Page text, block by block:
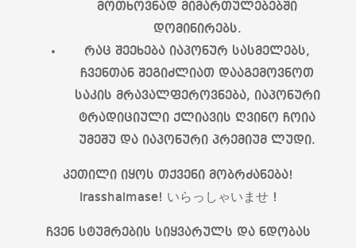
მოთხოვნად მიმართულებებში
დომინირებს.
რაც შეეხება იაპონურ სასმელებს,
ჩვენთან შეგიძლიათ დააგემოვნოთ
საკის მრავალფეროვნება, იაპონური
ტრადიციული ქლიავის ღვინო ჩოია
უმეშუ და იაპონური პრემიუმ ლუდი.
კეთილი იყოს თქვენი მობრძანება!
Irasshaimase! いらっしゃいませ !
ჩვენ სტუმრების სიყვარულს და ნდობას